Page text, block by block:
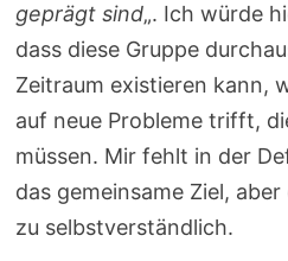
geprägt sind„. Ich würde
dass diese Gruppe
Zeitraum existieren kann,
auf neue Probleme trifft,
müssen. Mir fehlt in der
das gemeinsame Ziel,
zu selbstverständlich.